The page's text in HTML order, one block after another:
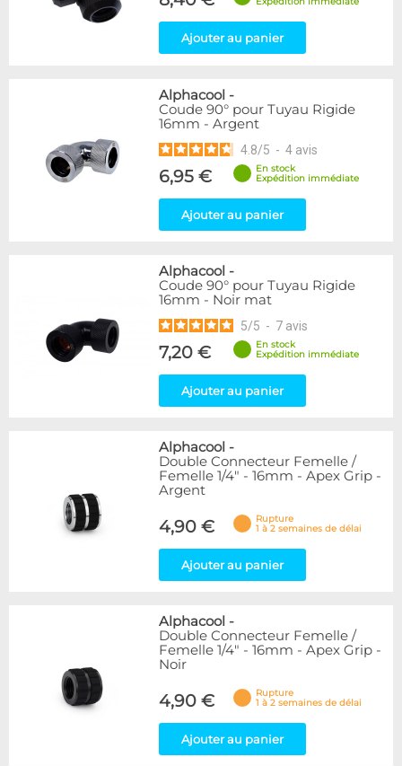
Ajouter au panier
Alphacool -
Coude 90° pour Tuyau Rigide
16mm - Argent
4.8/5 - 4 avis
6,95 €
En stock
Expédition immédiate
Ajouter au panier
Alphacool -
Coude 90° pour Tuyau Rigide
16mm - Noir mat
5/5 - 7 avis
7,20 €
En stock
Expédition immédiate
Ajouter au panier
Alphacool -
Double Connecteur Femelle /
Femelle 1/4" - 16mm - Apex Grip -
Argent
4,90 €
Rupture
1 à 2 semaines de délai
Ajouter au panier
Alphacool -
Double Connecteur Femelle /
Femelle 1/4" - 16mm - Apex Grip -
Noir
4,90 €
Rupture
1 à 2 semaines de délai
Ajouter au panier